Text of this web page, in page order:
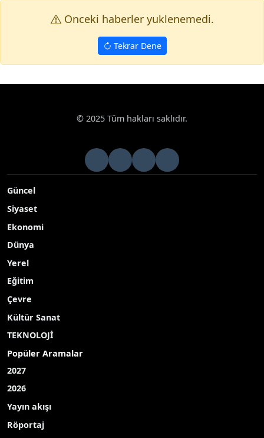
Onceki haberler yuklenemedi.
Tekrar Dene
© 2025 Tüm hakları saklıdır.
Güncel
Siyaset
Ekonomi
Dünya
Yerel
Eğitim
Çevre
Kültür Sanat
TEKNOLOJİ
Popüler Aramalar
2027
2026
Yayın akışı
Röportaj